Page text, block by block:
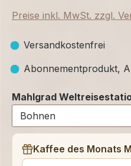
Preise inkl. MwSt. zzgl.
Versandkostenfrei
Abonnementprodukt,
Mahlgrad
Kaffee des Monats
auswählen